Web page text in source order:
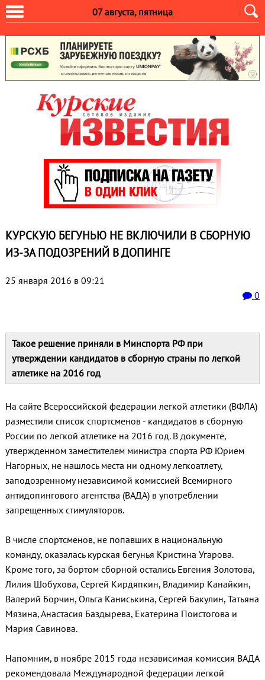
07 августа, пятница
КУРСКУЮ БЕГУНЬЮ НЕ ВКЛЮЧИЛИ В СБОРНУЮ
ИЗ-ЗА ПОДОЗРЕНИЙ В ДОПИНГЕ
25 января 2016 в 09:21
0
Такое решение приняли в Минспорта РФ при
утверждении кандидатов в сборную страны по легкой
атлетике на 2016 год
На сайте Всероссийской федерации легкой атлетики (ВФЛА)
разместили список спортсменов - кандидатов в сборную
России по легкой атлетике на 2016 год. В документе,
утвержденном заместителем министра спорта РФ Юрием
Нагорных, не нашлось места ни одному легкоатлету,
заподозренному независимой комиссией Всемирного
антидопингового агентства (ВАДА) в употреблении
запрещенных стимуляторов.
В числе спортсменов, не попавших в национальную
команду, оказалась курская бегунья Кристина Угарова.
Кроме того, за бортом сборной остались Евгения Золотова,
Лилия Шобухова, Сергей Кирдяпкин, Владимир Канайкин,
Валерий Борчин, Ольга Каниськина, Сергей Бакулин, Татьяна
Мязина, Анастасия Баздырева, Екатерина Поистогова и
Мария Савинова.
Напомним, в ноябре 2015 года независимая комиссия ВАДА
рекомендовала Международной федерации легкой